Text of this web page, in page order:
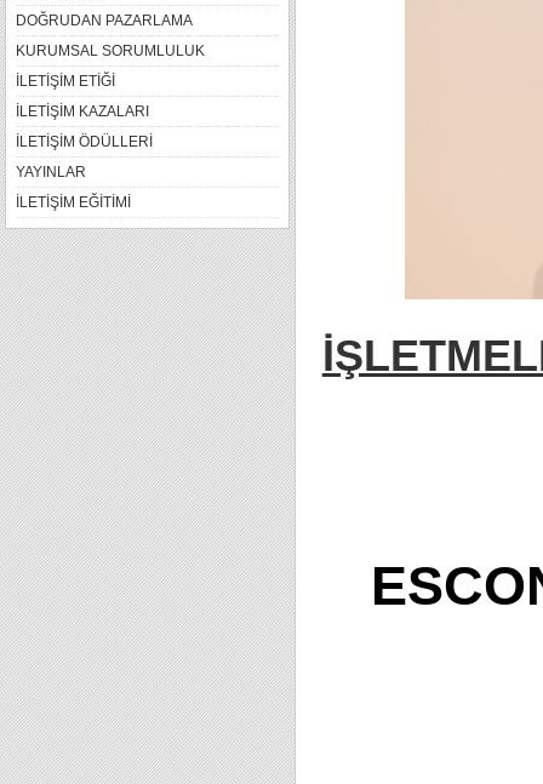
DOĞRUDAN PAZARLAMA
KURUMSAL SORUMLULUK
İLETİŞİM ETİĞİ
İLETİŞİM KAZALARI
İLETİŞİM ÖDÜLLERİ
YAYINLAR
İLETİŞİM EĞİTİMİ